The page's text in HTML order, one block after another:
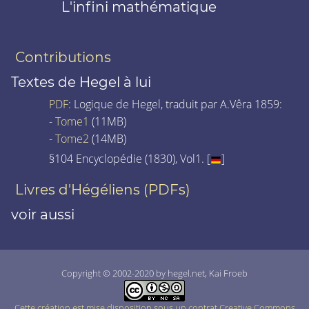
L'infini mathématique
Contributions
Textes de Hegel à lui
PDF: Logique de Hegel, traduit par A.Vêra 1859:
-Tome1 (11MB)
-Tome2 (14MB)
§104 Encyclopédie (1830), Vol1. [
]
Livres d'Hégéliens (PDFs)
voir aussi
Copyright © 2002-2020 by hegel.net, Kai Froeb